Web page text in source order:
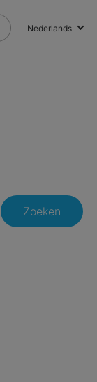
Nederlands
Zoeken